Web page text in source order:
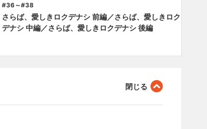
#36～#38
さらば、愛しきロクデナシ 前編／さらば、愛しきロク
デナシ 中編／さらば、愛しきロクデナシ 後編